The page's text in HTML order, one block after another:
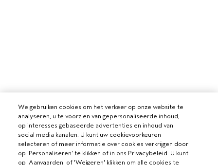
We gebruiken cookies om het verkeer op onze website te
analyseren, u te voorzien van gepersonaliseerde inhoud,
op interesses gebaseerde advertenties en inhoud van
social media kanalen. U kunt uw cookievoorkeuren
selecteren of meer informatie over cookies verkrijgen door
op 'Personaliseren' te klikken of in ons Privacybeleid. U kunt
op 'Aanvaarden' of 'Weigeren' klikken om alle cookies te